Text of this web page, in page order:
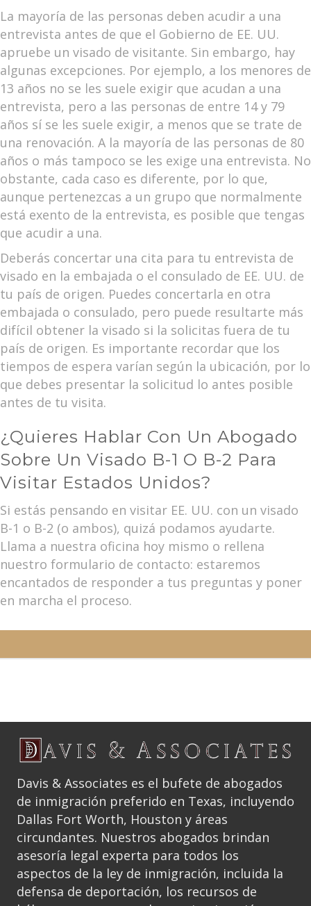
La mayoría de las personas deben acudir a una
entrevista antes de que el Gobierno de EE. UU.
apruebe un visado de visitante. Sin embargo, hay
algunas excepciones. Por ejemplo, a los menores de
13 años no se les suele exigir que acudan a una
entrevista, pero a las personas de entre 14 y 79
años sí se les suele exigir, a menos que se trate de
una renovación. A la mayoría de las personas de 80
años o más tampoco se les exige una entrevista. No
obstante, cada caso es diferente, por lo que,
aunque pertenezcas a un grupo que normalmente
está exento de la entrevista, es posible que tengas
que acudir a una.
Deberás concertar una cita para tu entrevista de
visado en la embajada o el consulado de EE. UU. de
tu país de origen. Puedes concertarla en otra
embajada o consulado, pero puede resultarte más
difícil obtener la visado si la solicitas fuera de tu
país de origen. Es importante recordar que los
tiempos de espera varían según la ubicación, por lo
que debes presentar la solicitud lo antes posible
antes de tu visita.
¿Quieres Hablar Con Un Abogado
Sobre Un Visado B-1 O B-2 Para
Visitar Estados Unidos?
Si estás pensando en visitar EE. UU. con un visado
B-1 o B-2 (o ambos), quizá podamos ayudarte.
Llama a nuestra oficina hoy mismo o rellena
nuestro formulario de contacto: estaremos
encantados de responder a tus preguntas y poner
en marcha el proceso.
Davis & Associates es el bufete de abogados
de inmigración preferido en Texas, incluyendo
Dallas Fort Worth, Houston y áreas
circundantes. Nuestros abogados brindan
asesoría legal experta para todos los
aspectos de la ley de inmigración, incluida la
defensa de deportación, los recursos de